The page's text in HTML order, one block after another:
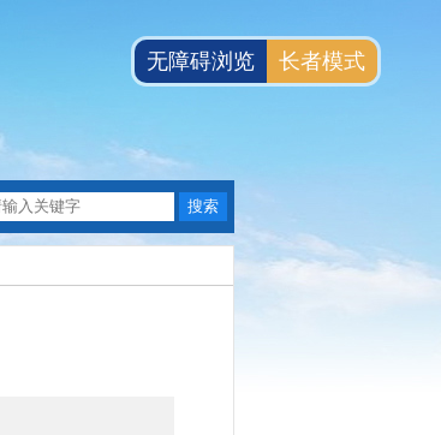
无障碍浏览 长者模式